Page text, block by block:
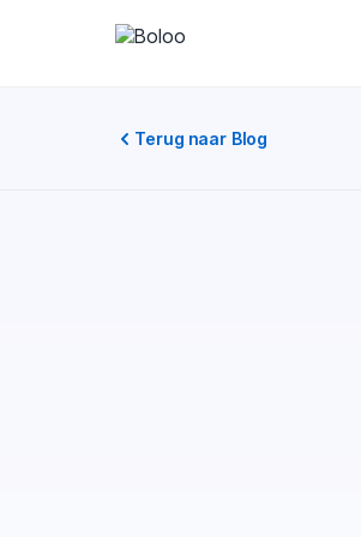
Terug naar Blog